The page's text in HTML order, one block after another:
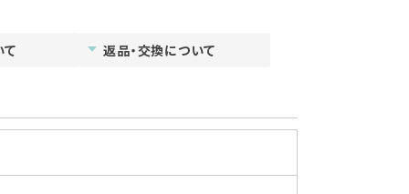
返品・交換について